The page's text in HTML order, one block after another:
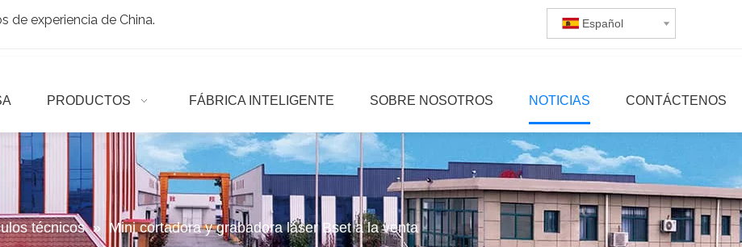
de experiencia de China. Español
PRODUCTOS FÁBRICA INTELIGENTE SOBRE NOSOTROS NOTICIAS CONTÁCTENOS
técnicos » Mini cortadora y grabadora láser Bset a la venta